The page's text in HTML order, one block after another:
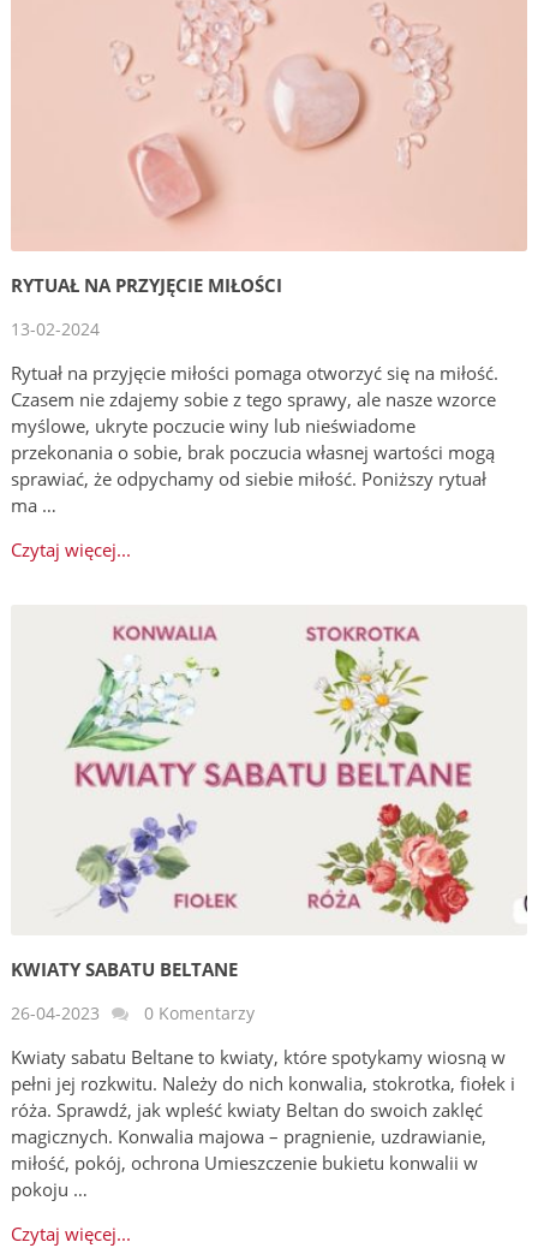
RYTUAŁ NA PRZYJĘCIE MIŁOŚCI
13-02-2024
Rytuał na przyjęcie miłości pomaga otworzyć się na miłość.
Czasem nie zdajemy sobie z tego sprawy, ale nasze wzorce
myślowe, ukryte poczucie winy lub nieświadome
przekonania o sobie, brak poczucia własnej wartości mogą
sprawiać, że odpychamy od siebie miłość. Poniższy rytuał
ma …
Czytaj więcej...
KWIATY SABATU BELTANE
26-04-2023 0 Komentarzy
Kwiaty sabatu Beltane to kwiaty, które spotykamy wiosną w
pełni jej rozkwitu. Należy do nich konwalia, stokrotka, fiołek i
róża. Sprawdź, jak wpleść kwiaty Beltan do swoich zaklęć
magicznych. Konwalia majowa – pragnienie, uzdrawianie,
miłość, pokój, ochrona Umieszczenie bukietu konwalii w
pokoju …
Czytaj więcej...